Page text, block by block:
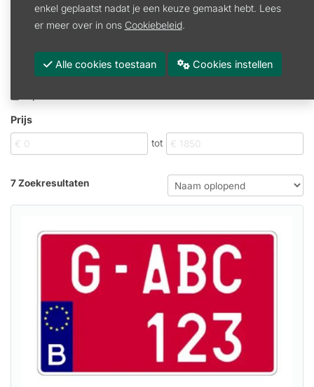
Nummerplaat
Promoties
Voorraad
Op reservatie of binnenkort terug voorradig
Prijs
tot
7 Zoekresultaten
enkel geplaatst nadat je een keuze gemaakt hebt. Lees
er meer over in ons Cookiebeleid.
Alle cookies toestaan Cookies instellen